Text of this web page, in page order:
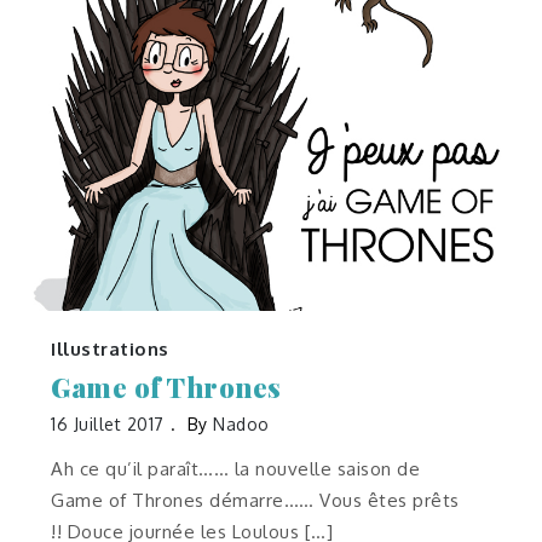
Illustrations
Game of Thrones
16 Juillet 2017 ByNadoo
Ah ce qu’il paraît…… la nouvelle saison de
Game of Thrones démarre…… Vous êtes prêts
!! Douce journée les Loulous […]